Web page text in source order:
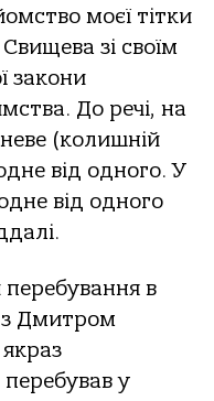
моєї тітки
зі своїм
закони
До речі, на
(колишній
від одного. У
від одного
в
з Дмитром
перебував у